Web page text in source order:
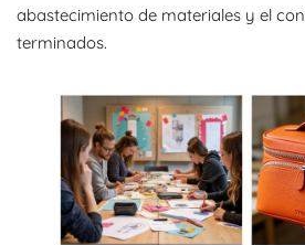
abastecimiento de materiales y el
terminados.